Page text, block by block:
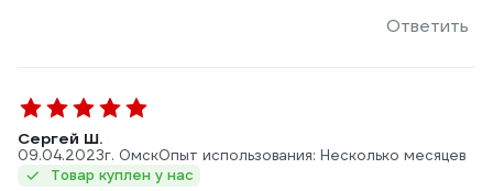
Ответить
Сергей Ш.
09.04.2023г. ОмскОпыт использования: Несколько месяцев
Товар куплен у нас